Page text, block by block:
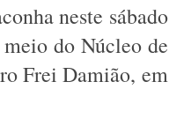
neste sábado
do Núcleo de
Frei Damião, em